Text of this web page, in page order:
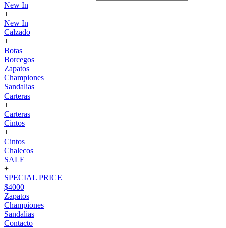
New In
+
New In
Calzado
+
Botas
Borcegos
Zapatos
Championes
Sandalias
Carteras
+
Carteras
Cintos
+
Cintos
Chalecos
SALE
+
SPECIAL PRICE
$4000
Zapatos
Championes
Sandalias
Contacto